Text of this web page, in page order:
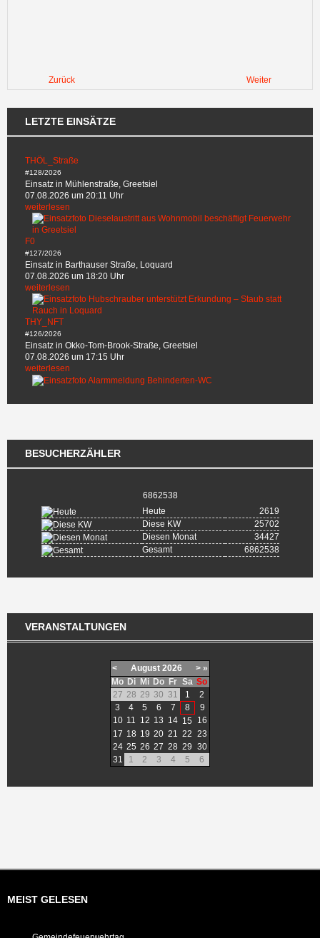
Zurück Weiter
LETZTE EINSÄTZE
THÖL_Straße
#128/2026
Einsatz in Mühlenstraße, Greetsiel
07.08.2026 um 20:11 Uhr
weiterlesen
F0
#127/2026
Einsatz in Barthauser Straße, Loquard
07.08.2026 um 18:20 Uhr
weiterlesen
THY_NFT
#126/2026
Einsatz in Okko-Tom-Brook-Straße, Greetsiel
07.08.2026 um 17:15 Uhr
weiterlesen
BESUCHERZÄHLER
6862538
Heute
2619
Diese KW
25702
Diesen Monat
34427
Gesamt
6862538
VERANSTALTUNGEN
< August 2026 > »
Mo Di Mi Do Fr Sa So
27 28 29 30 31 1
2
3
4 5 6 7 8
9
10 11 12 13 14 15
16
17 18 19 20 21 22 23
24 25 26 27 28 29 30
31
1 2 3 4 5 6
MEIST GELESEN